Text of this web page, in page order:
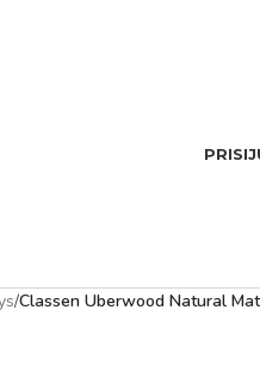
/Classen Uberwood Natural